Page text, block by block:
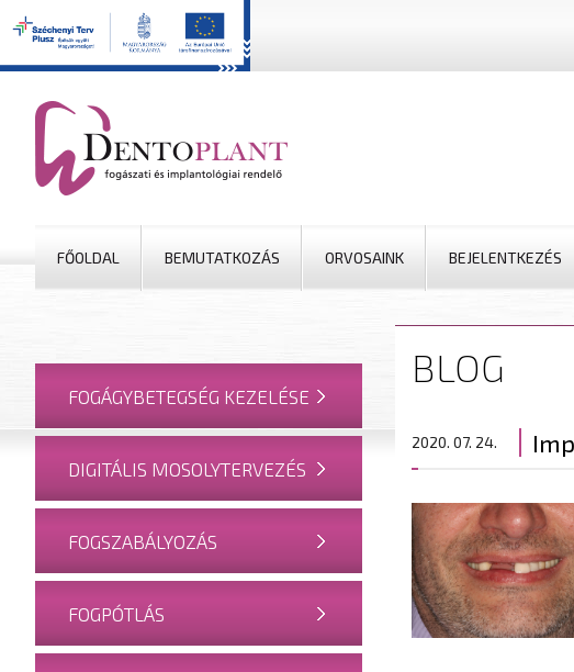
FŐOLDAL BEMUTATKOZÁS ORVOSAINK BEJELENTKEZÉS
BLOG
2020. 07. 24.
FOGÁGYBETEGSÉG KEZELÉSE
DIGITÁLIS MOSOLYTERVEZÉS
FOGSZABÁLYOZÁS
FOGPÓTLÁS